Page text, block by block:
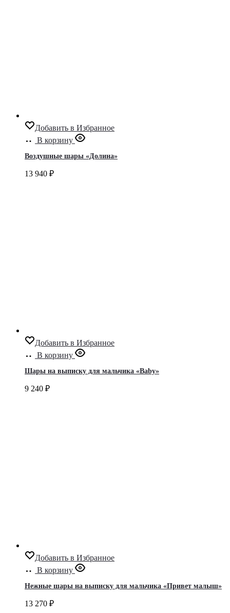
Добавить в Избранное
В корзину
Воздушные шары «Долина»
13 940 ₽
Добавить в Избранное
В корзину
Шары на выписку для мальчика «Baby»
9 240 ₽
Добавить в Избранное
В корзину
Нежные шары на выписку для мальчика «Привет малыш»
13 270 ₽